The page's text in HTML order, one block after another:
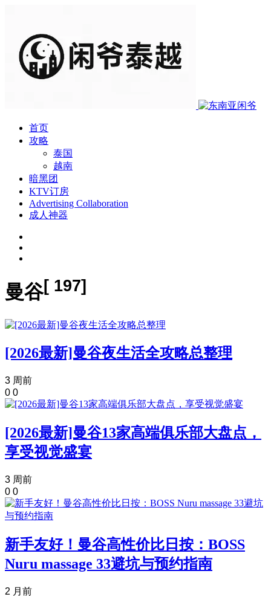
首页
攻略
泰国
越南
暗黑团
KTV订房
Advertising Collaboration
成人神器
曼谷[ 197]
[2026最新]曼谷夜生活全攻略总整理
3 周前
0 0
[2026最新]曼谷13家高端俱乐部大盘点，
享受视觉盛宴
3 周前
0 0
新手友好！曼谷高性价比日按：BOSS
Nuru massage 33避坑与预约指南
2 月前